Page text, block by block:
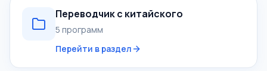
Переводчик с китайского
5 программ
Перейти в раздел